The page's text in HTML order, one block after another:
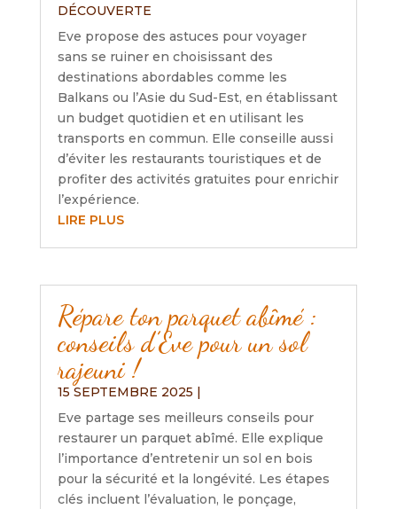
DÉCOUVERTE
Eve propose des astuces pour voyager
sans se ruiner en choisissant des
destinations abordables comme les
Balkans ou l’Asie du Sud-Est, en établissant
un budget quotidien et en utilisant les
transports en commun. Elle conseille aussi
d’éviter les restaurants touristiques et de
profiter des activités gratuites pour enrichir
l’expérience.
LIRE PLUS
Répare ton parquet abîmé :
conseils d’Eve pour un sol
rajeuni !
15 SEPTEMBRE 2025
Eve partage ses meilleurs conseils pour
restaurer un parquet abîmé. Elle explique
l’importance d’entretenir un sol en bois
pour la sécurité et la longévité. Les étapes
clés incluent l’évaluation, le ponçage,